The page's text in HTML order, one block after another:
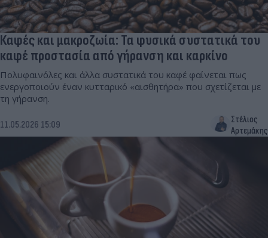
Καφές και μακροζωία: Τα φυσικά συστατικά του
καφέ προστασία από γήρανση και καρκίνο
Πολυφαινόλες και άλλα συστατικά του καφέ φαίνεται πως
ενεργοποιούν έναν κυτταρικό «αισθητήρα» που σχετίζεται με
τη γήρανση.
11.05.2026 15:09
Στέλιος
Αρτεμάκης